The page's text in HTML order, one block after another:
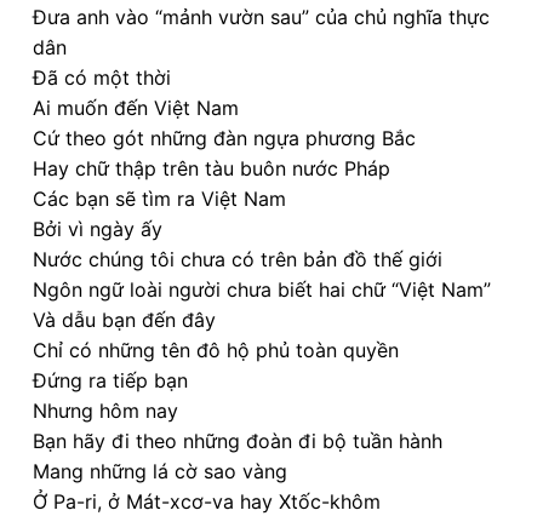
Đưa anh vào “mảnh vườn sau” của chủ nghĩa thực
dân
Đã có một thời
Ai muốn đến Việt Nam
Cứ theo gót những đàn ngựa phương Bắc
Hay chữ thập trên tàu buôn nước Pháp
Các bạn sẽ tìm ra Việt Nam
Bởi vì ngày ấy
Nước chúng tôi chưa có trên bản đồ thế giới
Ngôn ngữ loài người chưa biết hai chữ “Việt Nam”
Và dẫu bạn đến đây
Chỉ có những tên đô hộ phủ toàn quyền
Đứng ra tiếp bạn
Nhưng hôm nay
Bạn hãy đi theo những đoàn đi bộ tuần hành
Mang những lá cờ sao vàng
Ở Pa-ri, ở Mát-xcơ-va hay Xtốc-khôm